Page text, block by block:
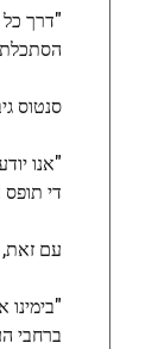
"דרך כל
סנטוס
"אנו
די
עם זאת,
ברחבי